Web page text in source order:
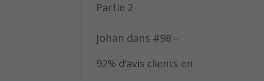
Partie 2
Johan dans #98 –
92% d’avis clients en